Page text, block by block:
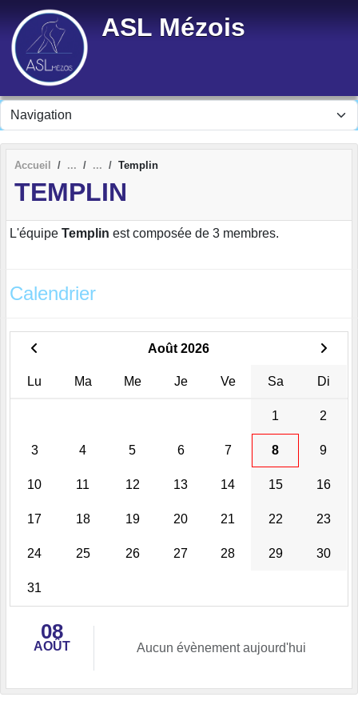
ASL Mézois
Accueil Templin
TEMPLIN
L'équipe Templin est composée de 3 membres.
Calendrier
Août 2026
Lu Ma Me Je Ve Sa Di
1 2
3 4 5 6 7 8 9
10 11 12 13 14 15 16
17 18 19 20 21 22 23
24 25 26 27 28 29 30
31
08
AOÛT Aucun évènement aujourd'hui
Panneau de gestion des cookies